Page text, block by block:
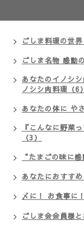
ごしま料理の世
ごしま名物 感動
あなたのイノシ
ノシシ肉料理（6）
あなたの体に や
『こんなに野菜
（3）
“たまごの味に
あなたにおすす
〆に！ お食事に
ごしま会会員様